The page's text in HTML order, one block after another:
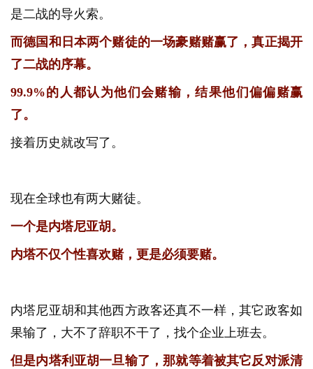
是二战的导火索。
而德国和日本两个赌徒的一场豪赌赌赢了，真正揭开
了二战的序幕。
99.9%的人都认为他们会赌输，结果他们偏偏赌赢
了。
接着历史就改写了。
现在全球也有两大赌徒。
一个是内塔尼亚胡。
内塔不仅个性喜欢赌，更是必须要赌。
内塔尼亚胡和其他西方政客还真不一样，其它政客如
果输了，大不了辞职不干了，找个企业上班去。
但是内塔利亚胡一旦输了，那就等着被其它反对派清